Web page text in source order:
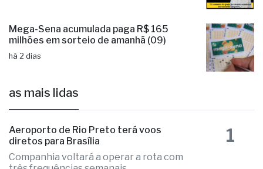
Mega-Sena acumulada paga R$ 165
milhões em sorteio de amanhã (09)
há 2 dias
as mais lidas
Aeroporto de Rio Preto terá voos
diretos para Brasília
Companhia voltará a operar a rota com
1